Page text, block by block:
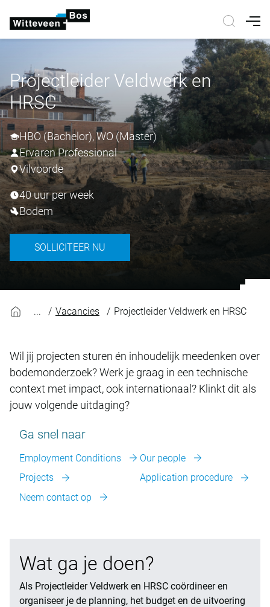
Projectleider Veldwerk en
HRSC
HBO (Bachelor), WO (Master)
Ervaren Professional
Vilvoorde
40 uur per week
Bodem
SOLLICITEER NU
Vacancies Projectleider Veldwerk en HRSC
Wil jij projecten sturen én inhoudelijk meedenken over
bodemonderzoek? Werk je graag in een technische
context met impact, ook internationaal? Klinkt dit als
jouw volgende uitdaging?
Ga snel naar
Employment Conditions
Our people
Projects
Application procedure
Neem contact op
Wat ga je doen?
Als Projectleider Veldwerk en HRSC coördineer en
organiseer je de planning, het budget en de uitvoering